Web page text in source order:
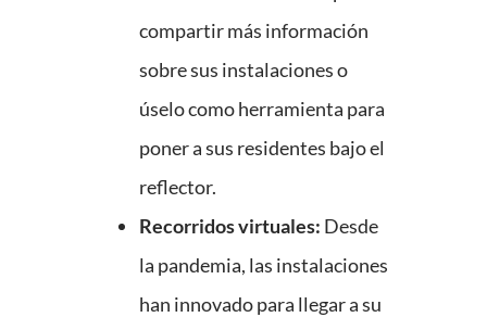
compartir más información
sobre sus instalaciones o
úselo como herramienta para
poner a sus residentes bajo el
reflector.
Recorridos virtuales: Desde
la pandemia, las instalaciones
han innovado para llegar a su